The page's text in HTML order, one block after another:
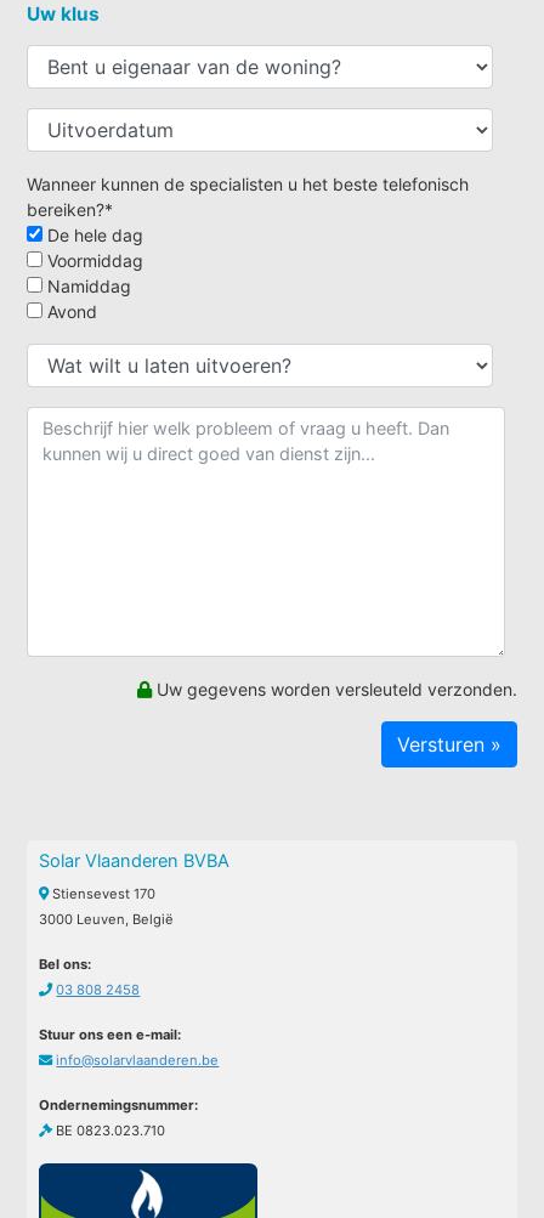
Uw klus
Wanneer kunnen de specialisten u het beste telefonisch
bereiken?*
De hele dag
Voormiddag
Namiddag
Avond
Uw gegevens worden versleuteld verzonden.
Solar Vlaanderen BVBA
Stiensevest 170
3000 Leuven, België
Bel ons:
03 808 2458
Stuur ons een e-mail:
info@solarvlaanderen.be
Ondernemingsnummer:
BE 0823.023.710